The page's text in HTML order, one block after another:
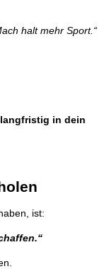
halt mehr Sport.“
in dein
ist: